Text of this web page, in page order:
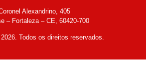
Alexandrino, 405
– Fortaleza – CE, 60420-700
Todos os direitos reservados.